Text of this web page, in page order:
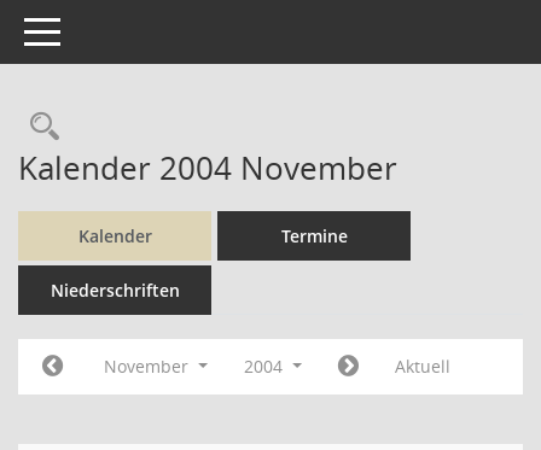
Toggle navigation
Rechercheauswahl
Kalender 2004 November
Kalender Termine
Niederschriften
November 2004 Aktuell